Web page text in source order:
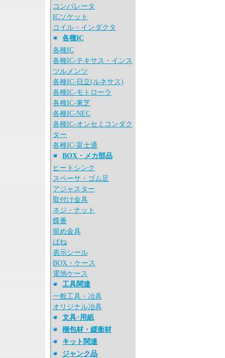
コンパレータ
ICソケット
コイル・インダクタ
各種IC
各種IC
各種IC-テキサス・インス
ツルメンツ
各種IC-日立(ルネサス)
各種IC-モトローラ
各種IC-東芝
各種IC-NEC
各種IC-オンセミコンダク
ター
各種IC-富士通
BOX・メカ部品
ヒートシンク
スペーサ・ゴム足
アジャスター
取付け金具
ネジ・ナット
蝶番
留め金具
ばね
表示シール
BOX・ケース
電池ケース
工具関連
一般工具・冶具
オリジナル冶具
文具･用紙
梱包材・緩衝材
キット関連
ジャンク品